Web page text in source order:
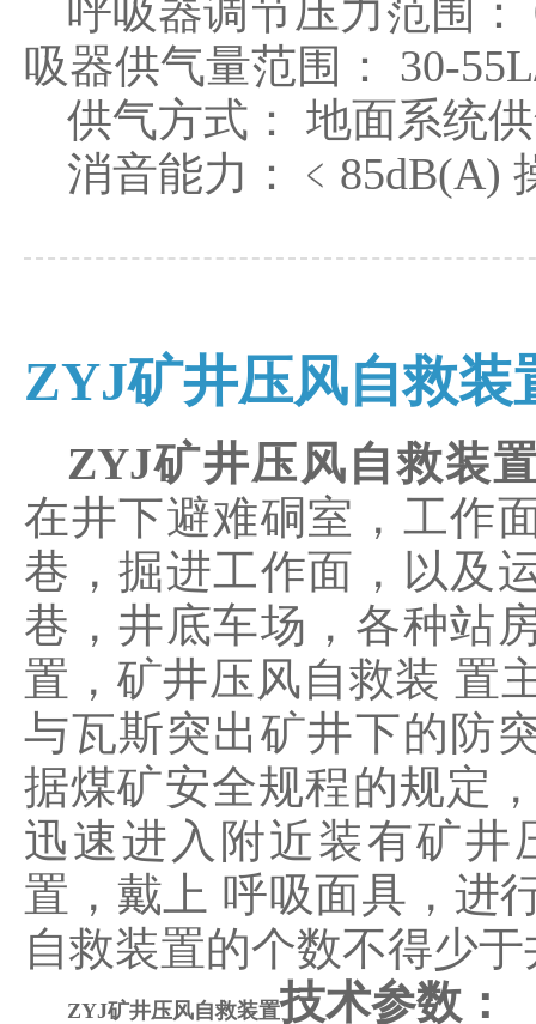
呼吸器调节压力范围：
吸器供气量范围： 30-
供气方式： 地面系统
消音能力：﹤85dB(A)
ZYJ矿井压风自救装
ZYJ矿井压风自救装
在井下避难硐室，工作
巷，掘进工作面，以及
巷，井底车场，各种站
置，矿井压风自救装 置
与瓦斯突出矿井下的防
据煤矿安全规程的规定
迅速进入附近装有矿井
置，戴上 呼吸面具，进
自救装置的个数不得少
ZYJ矿井压风自救装置技术参数：